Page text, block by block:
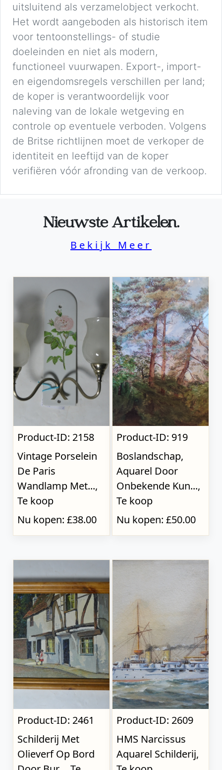
uitsluitend als verzamelobject verkocht.
Het wordt aangeboden als historisch item
voor tentoonstellings- of studie
doeleinden en niet als modern,
functioneel vuurwapen. Export-, import-
en eigendomsregels verschillen per land;
de koper is verantwoordelijk voor
naleving van de lokale wetgeving en
controle op eventuele verboden. Volgens
de Britse richtlijnen moet de verkoper de
identiteit en leeftijd van de koper
verifiëren vóór afronding van de verkoop.
Nieuwste Artikelen.
Bekijk Meer
Product-ID: 2158
Vintage Porselein
De Paris
Wandlamp Met...,
Te koop
Nu kopen: £38.00
Product-ID: 919
Boslandschap,
Aquarel Door
Onbekende Kun...,
Te koop
Nu kopen: £50.00
Product-ID: 2461
Schilderij Met
Olieverf Op Bord
Product-ID: 2609
HMS Narcissus
Aquarel Schilderij,